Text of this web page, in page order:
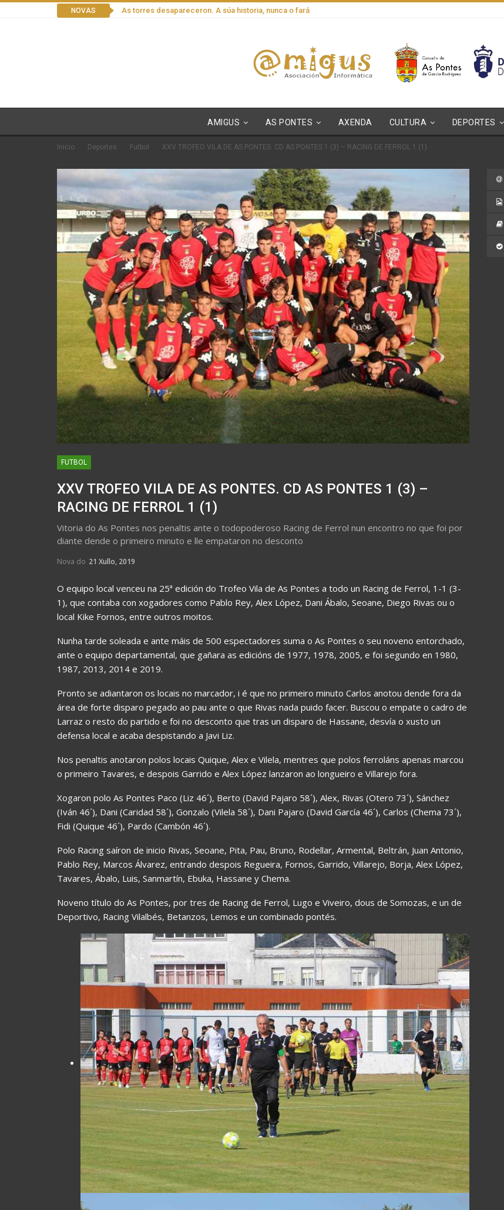
NOVAS As torres desapareceron. A súa historia, nunca o fará
AMIGUS AS PONTES AXENDA CULTURA DEPORTES
Inicio Deportes Futbol XXV TROFEO VILA DE AS PONTES. CD AS PONTES 1 (3) – RACING DE FERROL 1 (1)
FUTBOL
XXV TROFEO VILA DE AS PONTES. CD AS PONTES 1 (3) –
RACING DE FERROL 1 (1)
Vitoria do As Pontes nos penaltis ante o todopoderoso Racing de Ferrol nun encontro no que foi por
diante dende o primeiro minuto e lle empataron no desconto
Nova do 21 Xullo, 2019
O equipo local venceu na 25ª edición do Trofeo Vila de As Pontes a todo un Racing de Ferrol, 1-1 (3-
1), que contaba con xogadores como Pablo Rey, Alex López, Dani Ábalo, Seoane, Diego Rivas ou o
local Kike Fornos, entre outros moitos.
Nunha tarde soleada e ante máis de 500 espectadores suma o As Pontes o seu noveno entorchado,
ante o equipo departamental, que gañara as edicións de 1977, 1978, 2005, e foi segundo en 1980,
1987, 2013, 2014 e 2019.
Pronto se adiantaron os locais no marcador, i é que no primeiro minuto Carlos anotou dende fora da
área de forte disparo pegado ao pau ante o que Rivas nada puido facer. Buscou o empate o cadro de
Larraz o resto do partido e foi no desconto que tras un disparo de Hassane, desvía o xusto un
defensa local e acaba despistando a Javi Liz.
Nos penaltis anotaron polos locais Quique, Alex e Vilela, mentres que polos ferroláns apenas marcou
o primeiro Tavares, e despois Garrido e Alex López lanzaron ao longueiro e Villarejo fora.
Xogaron polo As Pontes Paco (Liz 46´), Berto (David Pajaro 58´), Alex, Rivas (Otero 73´), Sánchez
(Iván 46´), Dani (Caridad 58´), Gonzalo (Vilela 58´), Dani Pajaro (David García 46´), Carlos (Chema 73´),
Fidi (Quique 46´), Pardo (Cambón 46´).
Polo Racing saíron de inicio Rivas, Seoane, Pita, Pau, Bruno, Rodellar, Armental, Beltrán, Juan Antonio,
Pablo Rey, Marcos Álvarez, entrando despois Regueira, Fornos, Garrido, Villarejo, Borja, Alex López,
Tavares, Ábalo, Luis, Sanmartín, Ebuka, Hassane y Chema.
Noveno título do As Pontes, por tres de Racing de Ferrol, Lugo e Viveiro, dous de Somozas, e un de
Deportivo, Racing Vilalbés, Betanzos, Lemos e un combinado pontés.